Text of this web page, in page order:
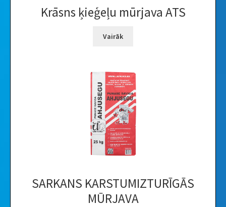
Krāsns ķieģeļu mūrjava ATS
Vairāk
SARKANS KARSTUMIZTURĪGĀS
MŪRJAVA